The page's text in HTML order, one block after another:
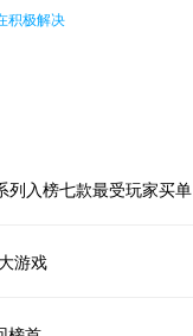
积极解决
列入榜七款最受玩家买单
游戏